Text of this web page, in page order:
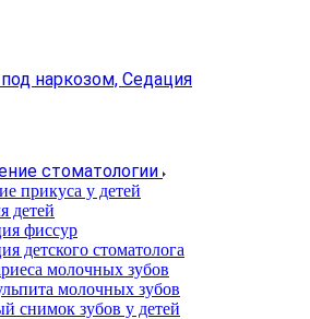
наркозом, Седация
стоматологии
прикуса у детей
детей
фиссур
детского стоматолога
молочных зубов
молочных зубов
снимок зубов у детей